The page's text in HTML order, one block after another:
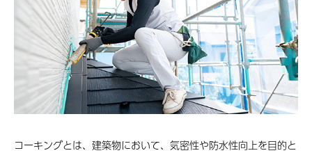
コーキングとは、建築物において、気密性や防水性向上を目的と